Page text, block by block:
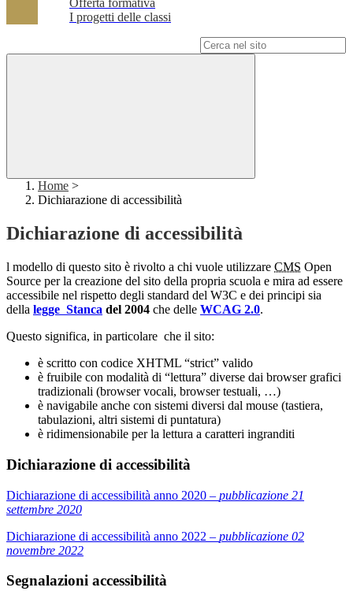
Offerta formativa
I progetti delle classi
Home >
Dichiarazione di accessibilità
Dichiarazione di accessibilità
l modello di questo sito è rivolto a chi vuole utilizzare CMS Open
Source per la creazione del sito della propria scuola e mira ad essere
accessibile nel rispetto degli standard del W3C e dei principi sia
della legge Stanca del 2004 che delle WCAG 2.0.
Questo significa, in particolare che il sito:
è scritto con codice XHTML “strict” valido
è fruibile con modalità di “lettura” diverse dai browser grafici
tradizionali (browser vocali, browser testuali, …)
è navigabile anche con sistemi diversi dal mouse (tastiera,
tabulazioni, altri sistemi di puntatura)
è ridimensionabile per la lettura a caratteri ingranditi
Dichiarazione di accessibilità
Dichiarazione di accessibilità anno 2020 – pubblicazione 21
settembre 2020
Dichiarazione di accessibilità anno 2022 – pubblicazione 02
novembre 2022
Segnalazioni accessibilità